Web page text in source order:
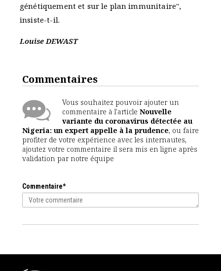
génétiquement et sur le plan immunitaire",
insiste-t-il.
Louise DEWAST
Commentaires
Vous souhaitez pouvoir ajouter un
commentaire à l'article Nouvelle
variante du coronavirus détectée au
Nigeria: un expert appelle à la prudence, ou faire
profiter de votre expérience avec les internautes,
ajoutez votre commentaire il sera mis en ligne après
validation par notre équipe
Commentaire*